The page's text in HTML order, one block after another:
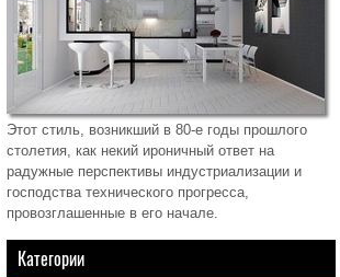
Этот стиль, возникший в 80-е годы прошлого
столетия, как некий ироничный ответ на
радужные перспективы индустриализации и
господства технического прогресса,
провозглашенные в его начале.
Категории